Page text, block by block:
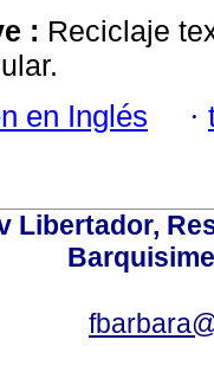
: Reciclaje
en Inglés ·
Libertador,